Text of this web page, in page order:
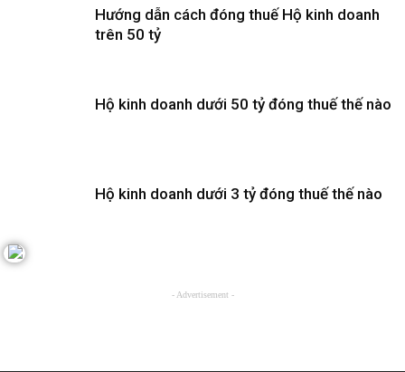
Hướng dẫn cách đóng thuế Hộ kinh doanh
trên 50 tỷ
Hộ kinh doanh dưới 50 tỷ đóng thuế thế nào
Hộ kinh doanh dưới 3 tỷ đóng thuế thế nào
- Advertisement -